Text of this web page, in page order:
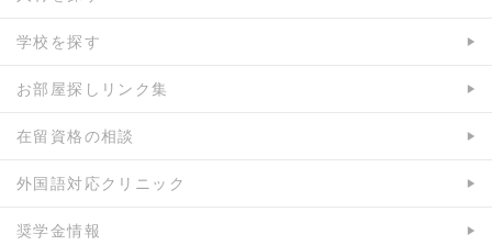
学校を探す
お部屋探しリンク集
在留資格の相談
外国語対応クリニック
奨学金情報